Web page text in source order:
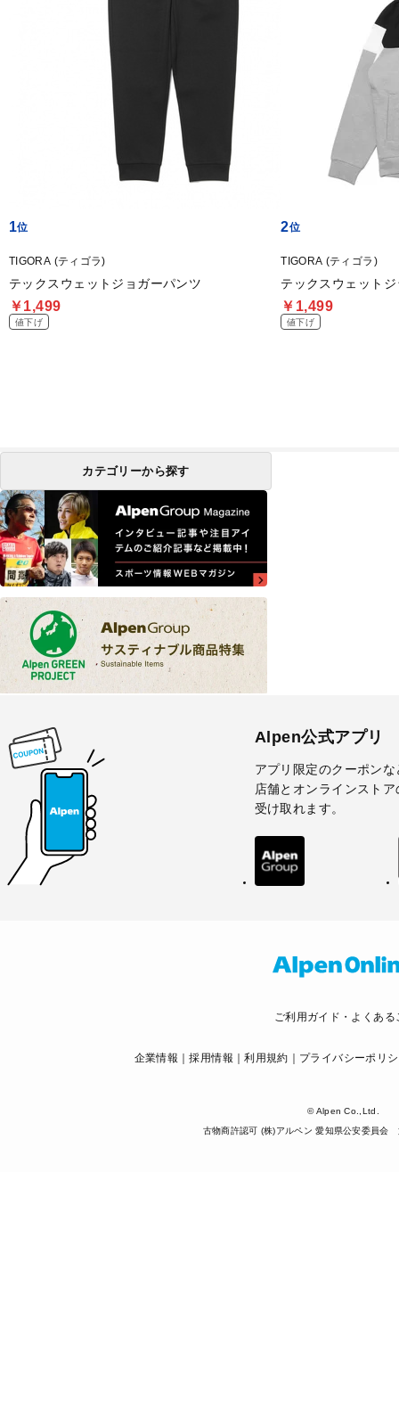
1
TIGORA (ティゴラ)
テックスウェットジョガーパンツ
￥1,499
値下げ
2
TIGORA (ティゴラ)
テックスウェット
￥1,499
値下げ
カテゴリーから探す
Alpen公式アプリ
アプリ限定のクーポンな
店舗とオンラインスト
受け取れます。
ご利用ガイド・よくある
企業情報 採用情報 利用規約 プライバシーポリ
© Alpen Co.,Ltd.
古物商許認可 (株)アルペン 愛知県公安委員